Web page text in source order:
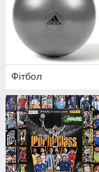
Фітбол